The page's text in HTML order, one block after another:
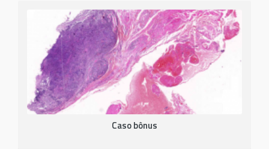
Caso bônus